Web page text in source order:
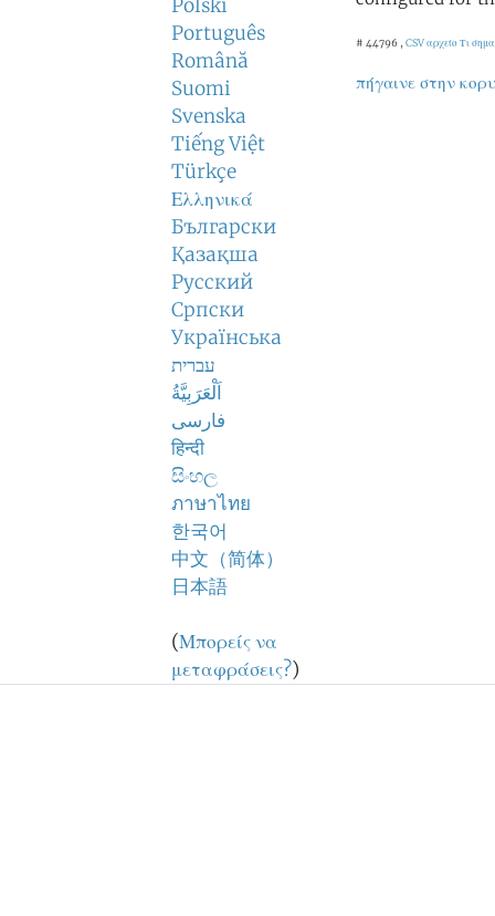
Polski
Português
Română
Suomi
Svenska
Tiếng Việt
Türkçe
Ελληνικά
Български
Қазақша
Русский
Српски
Українська
עברית
اَلْعَرَبِيَّةُ
فارسی
हिन्दी
සිංහල
ภาษาไทย
한국어
中文（简体）
日本語
(Μπορείς να
μεταφράσεις?)
# 44796 , CSV αρχείοΤι
πήγαινε στην